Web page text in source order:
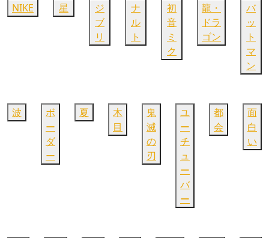
NIKE 星
ジ
ブ
リ
ナ
ル
ト
初
音
ミ
ク
龍・
ドラ
ゴン
バ
ッ
ト
マ
ン
波
ボ
ー
ダ
ー
夏
木
目
鬼
滅
の
刃
ユ
ー
チ
ュ
ー
バ
ー
都
会
面
白
い